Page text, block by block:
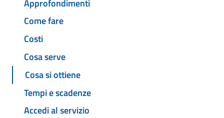
Approfondimenti
Come fare
Costi
Cosa serve
Cosa si ottiene
Tempi e scadenze
Accedi al servizio